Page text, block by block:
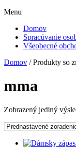
Menu
Domov
Spracúvanie
Všeobecné
Domov / Produkty so
mma
Zobrazený jediný